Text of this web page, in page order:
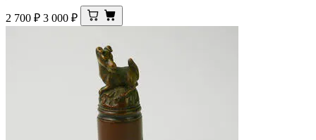
2 700 ₽ 3 000 ₽